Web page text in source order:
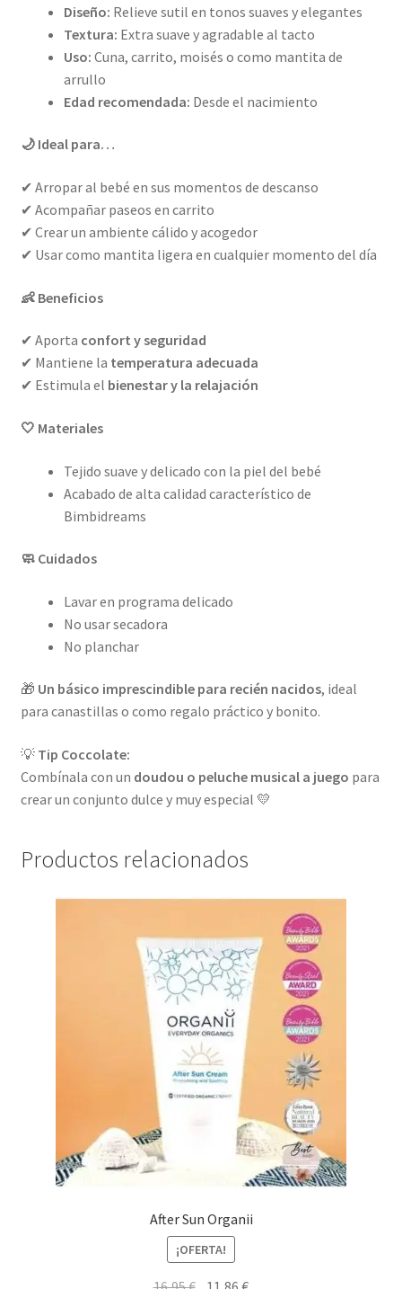
Diseño: Relieve sutil en tonos suaves y elegantes
Textura: Extra suave y agradable al tacto
Uso: Cuna, carrito, moisés o como mantita de
arrullo
Edad recomendada: Desde el nacimiento
🌙 Ideal para…
✔ Arropar al bebé en sus momentos de descanso
✔ Acompañar paseos en carrito
✔ Crear un ambiente cálido y acogedor
✔ Usar como mantita ligera en cualquier momento del día
👶 Beneficios
✔ Aporta confort y seguridad
✔ Mantiene la temperatura adecuada
✔ Estimula el bienestar y la relajación
🤍 Materiales
Tejido suave y delicado con la piel del bebé
Acabado de alta calidad característico de
Bimbidreams
🧼 Cuidados
Lavar en programa delicado
No usar secadora
No planchar
🎁 Un básico imprescindible para recién nacidos, ideal
para canastillas o como regalo práctico y bonito.
💡 Tip Coccolate:
Combínala con un doudou o peluche musical a juego para
crear un conjunto dulce y muy especial 💛
Productos relacionados
After Sun Organii
¡OFERTA!
El El